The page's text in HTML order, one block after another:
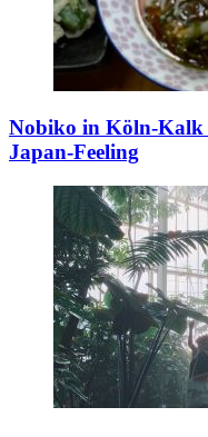
Nobiko in Köln-Kalk
Japan-Feeling